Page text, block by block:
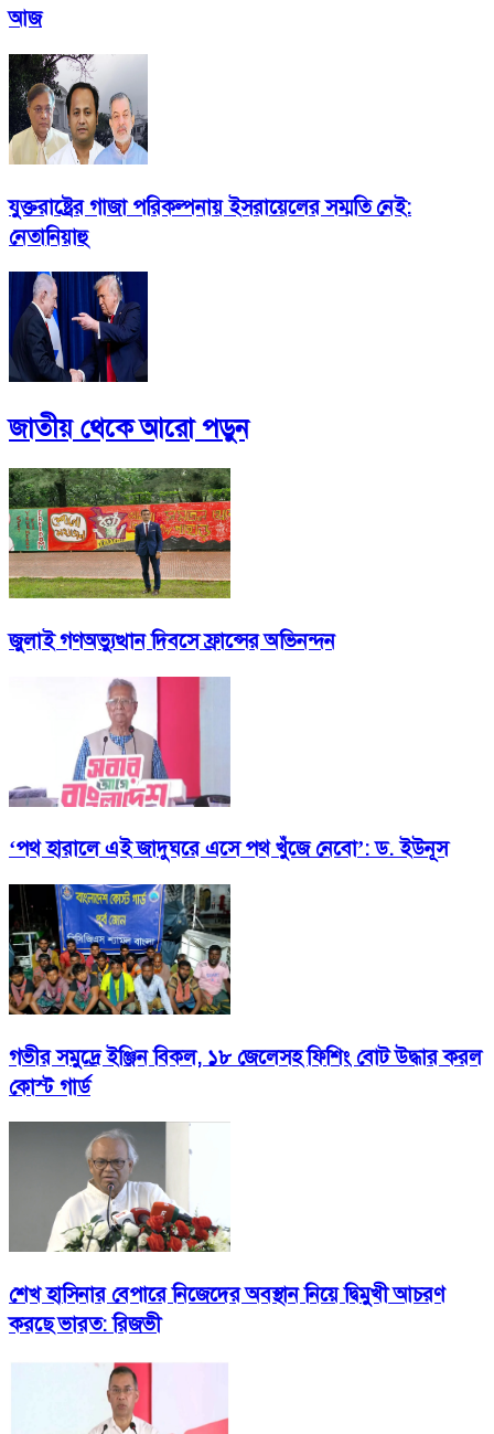
আজ
যুক্তরাষ্ট্রের গাজা পরিকল্পনায় ইসরায়েলের সম্মতি নেই:
নেতানিয়াহু
জাতীয়থেকে আরো পড়ুন
জুলাই গণঅভ্যুত্থান দিবসে ফ্রান্সের অভিনন্দন
‘পথ হারালে এই জাদুঘরে এসে পথ খুঁজে নেবো’: ড. ইউনূস
গভীর সমুদ্রে ইঞ্জিন বিকল, ১৮ জেলেসহ ফিশিং বোট উদ্ধার করল
কোস্ট গার্ড
শেখ হাসিনার বেপারে নিজেদের অবস্থান নিয়ে দ্বিমুখী আচরণ
করছে ভারত: রিজভী